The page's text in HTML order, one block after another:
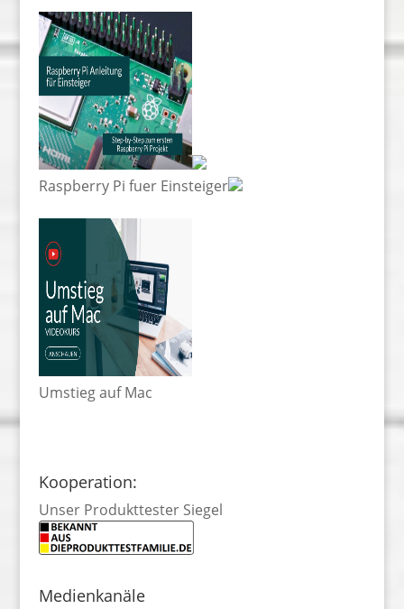
Raspberry Pi fuer Einsteiger
Umstieg auf Mac
Kooperation:
Unser Produkttester Siegel
Medienkanäle